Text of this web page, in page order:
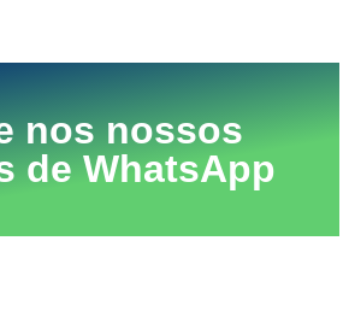
nos nossos
de WhatsApp